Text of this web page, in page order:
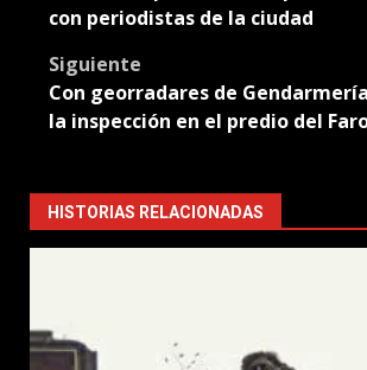
navigation
con periodistas de la ciudad
Siguiente
Con georradares de
la inspección en el predio del
HISTORIAS RELACIONADAS